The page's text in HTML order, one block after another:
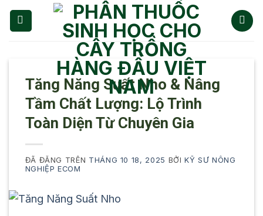
Chuyển
đến
Tăng Năng Suất Nho & Nâng
Tầm Chất Lượng: Lộ Trình
Toàn Diện Từ Chuyên Gia
ĐÃ ĐĂNG TRÊN THÁNG 10 18, 2025 BỞIKỸ SƯ NÔNG
NGHIỆP ECOM